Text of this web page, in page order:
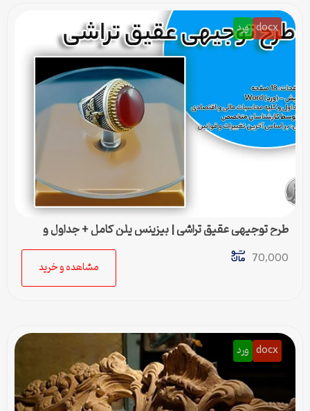
docx ورد
طرح توجیهی عقيق تراشی | بیزینس پلن کامل + جداول و
محاسبات مالی
70,000
مشاهده و خرید
docx ورد